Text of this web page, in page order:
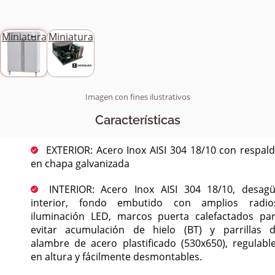
MiniaturaMiniatura
Imagen con fines ilustrativos
Características
EXTERIOR: Acero Inox AISI 304 18/10 con
en chapa galvanizada
INTERIOR: Acero Inox AISI 304 18/10,
interior, fondo embutido con amplios
iluminación LED, marcos puerta calefactados
evitar acumulación de hielo (BT) y parrillas
alambre de acero plastificado (530x650),
en altura y fácilmente desmontables.